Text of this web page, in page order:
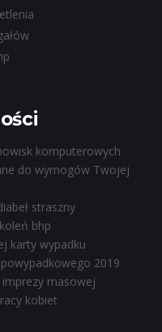
komputerowych
do wymogów Twojej
straszny
bhp
karty wypadku
2019
masowej
kobiet